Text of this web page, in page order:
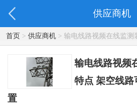
供应商机
首页> 供应商机> 输电线路视频在线监测
视化视频监测装置
输电线路视频
特点 架空线
置